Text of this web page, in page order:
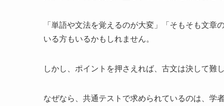
「単語や文法を覚えるのが大変」「そもそも文
いる方もいるかもしれません。
しかし、ポイントを押さえれば、古文は決して難
なぜなら、共通テストで求められているのは、学